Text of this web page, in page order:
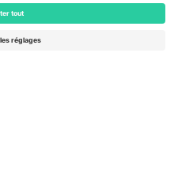
Centre d'information sur la Coupe
Nous contacter